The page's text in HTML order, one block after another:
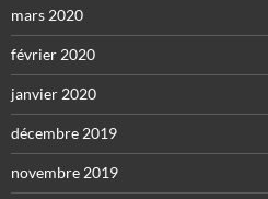
mars 2020
février 2020
janvier 2020
décembre 2019
novembre 2019